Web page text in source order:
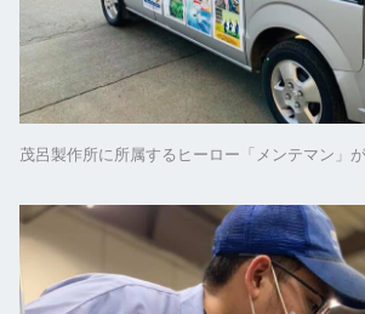
茂呂製作所に所属するヒーロー「メンテマン」